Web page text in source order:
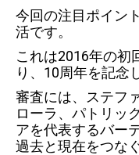
今回の注目ポイン
活です。
これは2016年の初
り、10周年を記念
審査には、ステフ
ローラ、パトリッ
アを代表するバー
過去と現在をつな